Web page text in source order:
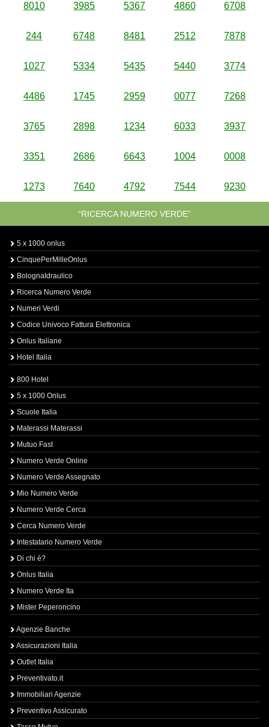
8010 3985 5367 4860 6708
244 6748 8481 2512 7878
1027 5334 5435 5440 3774
4486 1745 2959 0077 7268
3765 2898 1234 6033 3937
3351 2686 6643 1004 0008
1273 7640 4792 7544 9230
“RICERCA NUMERO VERDE”
5 x 1000 onlus
CinquePerMilleOnlus
BolognaIdraulico
Ricerca Numero Verde
Numeri Verdi
Codice Univoco Fattura Elettronica
Onlus Italiane
Hotel Italia
800 Hotel
5 x 1000 Onlus
Scuole Italia
Materassi Materassi
Mutuo Fast
Numero Verde Online
Numero Verde Assegnato
Mio Numero Verde
Numero Verde Cerca
Cerca Numero Verde
Intestatario Numero Verde
Di chi è?
Onlus Italia
Numero Verde Ita
Mister Peperoncino
Agenzie Banche
Assicurazioni Italia
Outlet Italia
Preventivato.it
Immobiliari Agenzie
Preventivo Assicurato